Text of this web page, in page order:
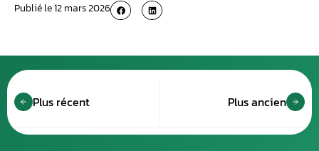
Publié le12 mars 2026
Plus récent Plus ancien